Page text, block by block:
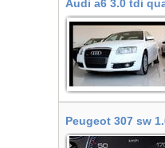
Audi a6 3.0 tdi
Peugeot 307 sw